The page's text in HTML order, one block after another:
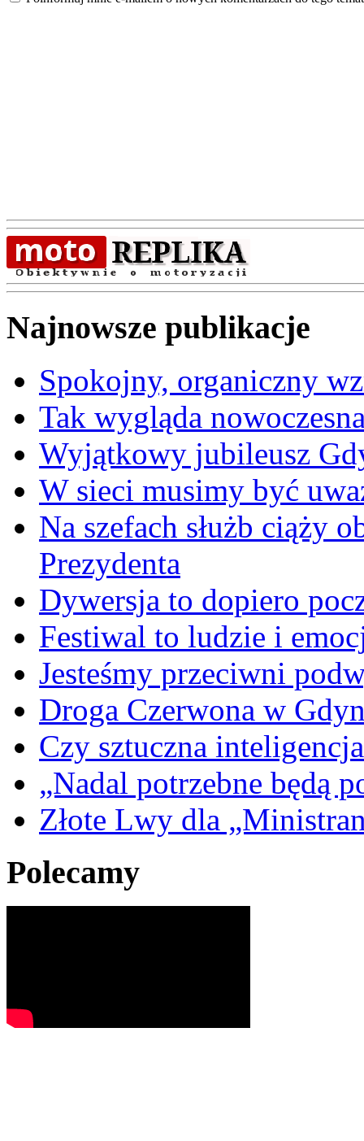
Najnowsze publikacje
Spokojny, organiczny
Tak wygląda
Wyjątkowy jubileusz
W sieci musimy być
Na szefach służb ciąży
Prezydenta
Dywersja to dopiero
Festiwal to ludzie i
Jesteśmy przeciwni
Droga Czerwona w
Czy sztuczna
„Nadal potrzebne będą
Złote Lwy dla
Polecamy